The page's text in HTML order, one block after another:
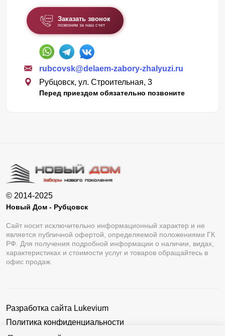
Заказать звонок
позвоним за наш счет
rubcovsk@delaem-zabory-zhalyuzi.ru
Рубцовск, ул. Строительная, 3
Перед приездом обязательно позвоните
© 2014-2025
Новый Дом - Рубцовск
Сайт носит исключительно информационный характер и не
является публичной офертой, определяемой положениями ГК
РФ. Для получения подробной информации о наличии, видах,
характеристиках и стоимости услуг и товаров обращайтесь в
офис продаж.
Разработка сайта Lukevium
Политика конфиденциальности
Пользовательское соглашение